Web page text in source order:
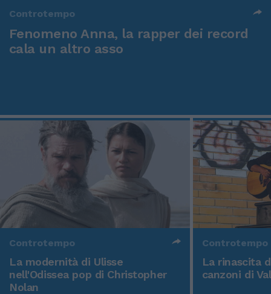
Controtempo
Fenomeno Anna, la rapper dei record
cala un altro asso
Controtempo
La modernità di Ulisse
nell'Odissea pop di Christopher
Nolan
Controtempo
La rinascita
canzoni di